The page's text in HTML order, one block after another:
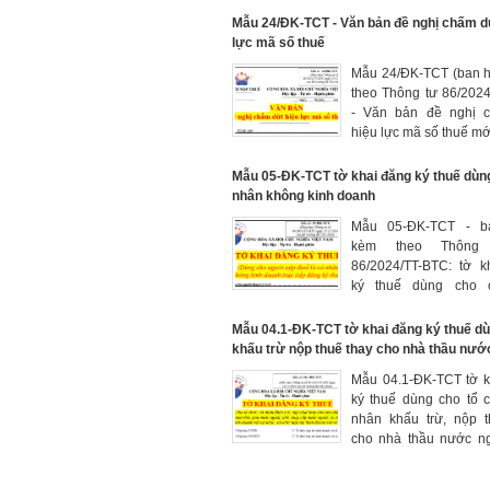
Mẫu 24/ĐK-TCT - Văn bản đề nghị chấm
lực mã số thuế
Mẫu 24/ĐK-TCT (ban
theo Thông tư 86/
- Văn bản đề nghị
hiệu lực mã số thuế
Mẫu 05-ĐK-TCT tờ khai đăng ký thuế
nhân không kinh doanh
Mẫu 05-ĐK-TCT -
kèm theo
86/2024/TT-BTC: tờ
ký thuế dùng cho
ký thuế
Mẫu 04.1-ĐK-TCT tờ khai đăng ký thuế
khấu trừ nộp thuế thay cho nhà thầu
Mẫu 04.1-ĐK-TCT tờ
ký thuế dùng cho tổ
nhân khấu trừ, nộp
cho nhà thầu nước